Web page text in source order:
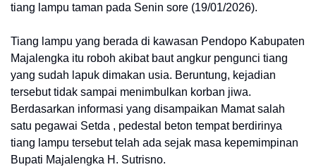
tiang lampu taman pada Senin sore (19/01/2026).
Tiang lampu yang berada di kawasan Pendopo Kabupaten
Majalengka itu roboh akibat baut angkur pengunci tiang
yang sudah lapuk dimakan usia. Beruntung, kejadian
tersebut tidak sampai menimbulkan korban jiwa.
Berdasarkan informasi yang disampaikan Mamat salah
satu pegawai Setda , pedestal beton tempat berdirinya
tiang lampu tersebut telah ada sejak masa kepemimpinan
Bupati Majalengka H. Sutrisno.